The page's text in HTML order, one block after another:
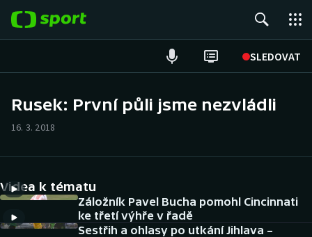
SLEDOVAT
Hokej
Tenis
Atletika
Cyklistika
Rusek: První půli jsme nezvládli
16. 3. 2018
Videa k tématu
Záložník Pavel Bucha pomohl Cincinnati
ke třetí výhře v řadě
Sestřih a ohlasy po utkání Jihlava –